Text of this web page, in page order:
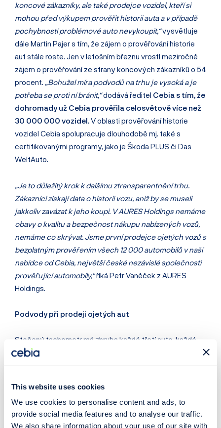
This website uses cookies
We use cookies to personalise content and ads, to
provide social media features and to analyse our traffic.
We also share information about your use of our site with
koncové zákazníky, ale také prodejce vozidel, kteří si
mohou před výkupem prověřit historii auta a v případě
pochybností problémové auto nevykoupit,“vysvětluje
dále Martin Pajer s tím, že zájem o prověřování historie
aut stále roste. Jen v letošním březnu vrostl meziročně
zájem o prověřování ze strany koncových zákazníků o 54
procent. „Bohužel míra podvodů na trhu je vysoká a je
potřeba se proti ní bránit,“dodává ředitel Cebia s tím, že
dohromady už Cebia prověřila celosvětově více než
30 000 000 vozidel.V oblasti prověřování historie
vozidel Cebia spolupracuje dlouhodobě mj. také s
certifikovanými programy, jako je Škoda PLUS či Das
WeltAuto.
„Je to důležitý krok k dalšímu ztransparentnění trhu.
Zákazníci získají data o historii vozu, aniž by se museli
jakkoliv zavázat k jeho koupi. V AURES Holdings nemáme
obavy o kvalitu a bezpečnost nákupu nabízených vozů,
nemáme co skrývat. Jsme první prodejce ojetých vozů s
bezplatným prověřením všech 12 000 automobilů v naší
nabídce od Cebia, největší české nezávislé společnosti
prověřující automobily,“říká Petr Vaněček z AURES
Holdings.
Podvody při prodeji ojetých aut
Stočený tachometr má zhruba každé třetí auto, každé
páté auto má při prodeji uvedenou falešnou zemi původu,
poškození (99 % aut se prodává jako nehavarované).
Další nekalou praktikou je uvádění vyšší výbavy vozidla s
cílem přivést zákazníka do prodejního místa nebo